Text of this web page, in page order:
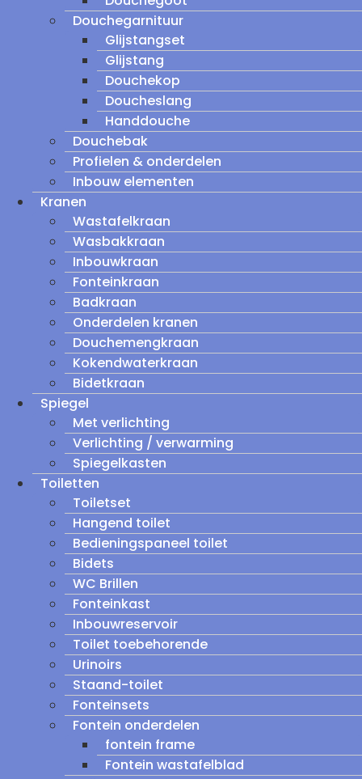
Douchegarnituur
Glijstangset
Glijstang
Douchekop
Doucheslang
Handdouche
Douchebak
Profielen & onderdelen
Inbouw elementen
Kranen
Wastafelkraan
Wasbakkraan
Inbouwkraan
Fonteinkraan
Badkraan
Onderdelen kranen
Douchemengkraan
Kokendwaterkraan
Bidetkraan
Spiegel
Met verlichting
Verlichting / verwarming
Spiegelkasten
Toiletten
Toiletset
Hangend toilet
Bedieningspaneel toilet
Bidets
WC Brillen
Fonteinkast
Inbouwreservoir
Toilet toebehorende
Urinoirs
Staand-toilet
Fonteinsets
Fontein onderdelen
fontein frame
Fontein wastafelblad